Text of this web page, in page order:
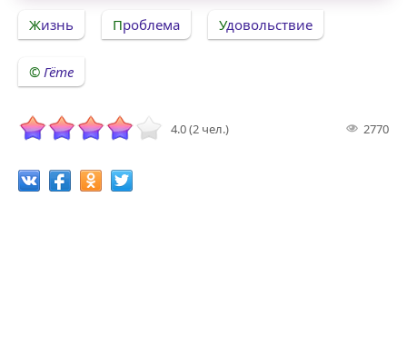
Жизнь Проблема Удовольствие
Гёте
4.0 (2 чел.) 2770